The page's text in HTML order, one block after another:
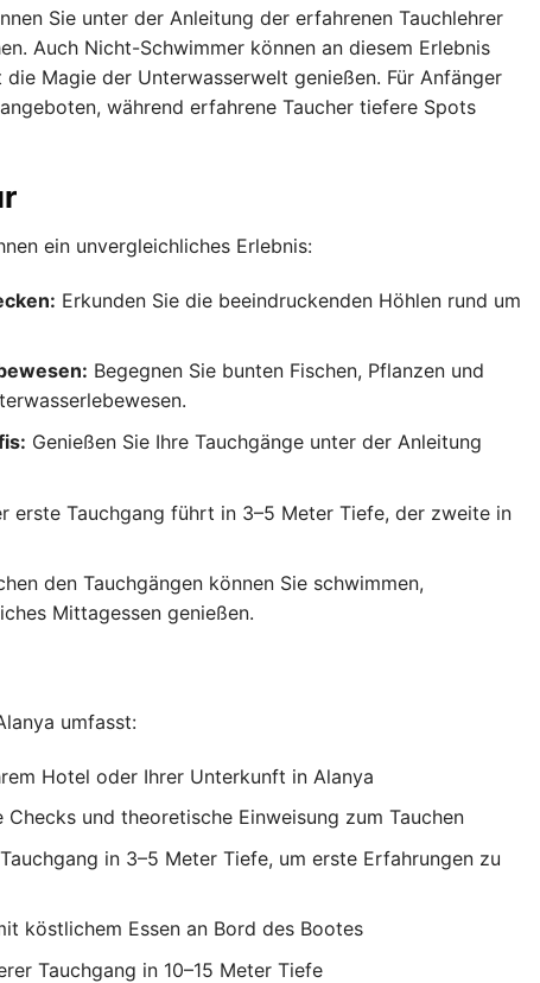
Sie unter der Anleitung der erfahrenen Tauchlehrer
Auch Nicht-Schwimmer können an diesem Erlebnis
Magie der Unterwasserwelt genießen. Für Anfänger
während erfahrene Taucher tiefere Spots
ein unvergleichliches Erlebnis:
Erkunden Sie die beeindruckenden Höhlen rund um
Begegnen Sie bunten Fischen, Pflanzen und
Genießen Sie Ihre Tauchgänge unter der Anleitung
erste Tauchgang führt in 3–5 Meter Tiefe, der zweite in
den Tauchgängen können Sie schwimmen,
Mittagessen genießen.
umfasst:
Hotel oder Ihrer Unterkunft in Alanya
Checks und theoretische Einweisung zum Tauchen
in 3–5 Meter Tiefe, um erste Erfahrungen zu
köstlichem Essen an Bord des Bootes
Tauchgang in 10–15 Meter Tiefe